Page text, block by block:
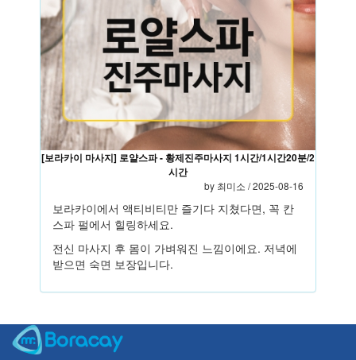
[보라카이 마사지] 로얄스파 - 황제진주마사지 1시간/1시간20분/2
시간
by 최미소 / 2025-08-16
보라카이에서 액티비티만 즐기다 지쳤다면, 꼭 칸
스파 펄에서 힐링하세요.
전신 마사지 후 몸이 가벼워진 느낌이에요. 저녁에
받으면 숙면 보장입니다.